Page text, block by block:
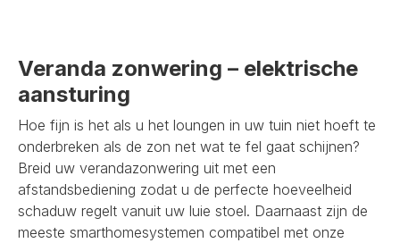
Veranda zonwering – elektrische
aansturing
Hoe fijn is het als u het loungen in uw tuin niet hoeft te
onderbreken als de zon net wat te fel gaat schijnen?
Breid uw verandazonwering uit met een
afstandsbediening zodat u de perfecte hoeveelheid
schaduw regelt vanuit uw luie stoel. Daarnaast zijn de
meeste smarthomesystemen compatibel met onze